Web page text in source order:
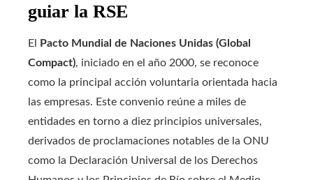
guiar la RSE
El
Pacto Mundial de Naciones Unidas (Global
Compact), iniciado en el año 2000, se reconoce
como la principal acción voluntaria orientada hacia
las empresas. Este convenio reúne a miles de
entidades en torno a diez principios universales,
derivados de proclamaciones notables de la ONU
como la Declaración Universal de los Derechos